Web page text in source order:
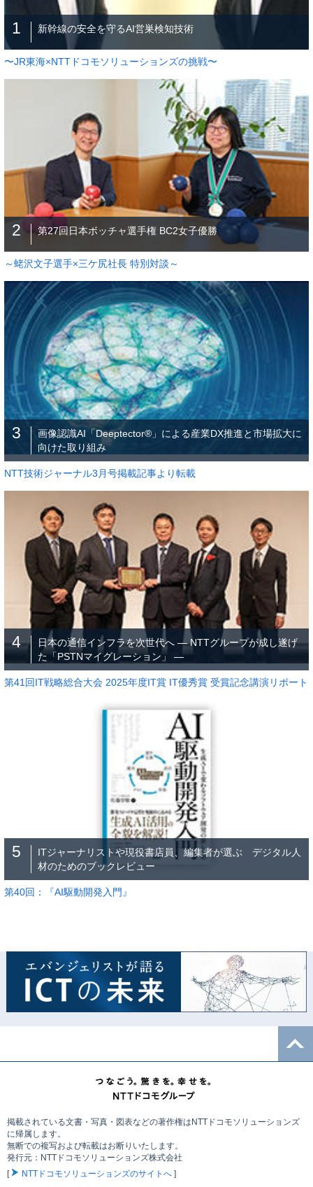
1 新幹線の安全を守るAI営巣検知技術
〜JR東海×NTTドコモソリューションズの挑戦〜
2 第27回日本ボッチャ選手権 BC2女子優勝
～蛯沢文子選手×三ケ尻社長 特別対談～
3
画像認識AI「Deeptector®」による産業DX推進と市場拡大に
向けた取り組み
NTT技術ジャーナル3月号掲載記事より転載
4
日本の通信インフラを次世代へ ― NTTグループが成し遂げ
た「PSTNマイグレーション」 ―
第41回IT戦略総合大会 2025年度IT賞 IT優秀賞 受賞記念講演リポート
5
ITジャーナリストや現役書店員、編集者が選ぶ デジタル人
材のためのブックレビュー
第40回：『AI駆動開発入門』
掲載されている文書・写真・図表などの著作権はNTTドコモソリューションズ
に帰属します。
無断での複写および転載はお断りいたします。
発行元：NTTドコモソリューションズ株式会社
[ NTTドコモソリューションズのサイトへ]